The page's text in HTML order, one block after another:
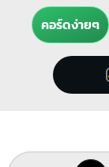
คอร์ดง่ายๆ